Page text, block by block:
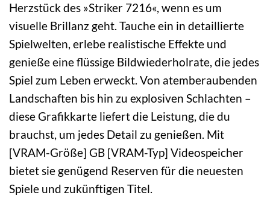
Herzstück des »Striker 7216«, wenn es um
visuelle Brillanz geht. Tauche ein in detaillierte
Spielwelten, erlebe realistische Effekte und
genieße eine flüssige Bildwiederholrate, die jedes
Spiel zum Leben erweckt. Von atemberaubenden
Landschaften bis hin zu explosiven Schlachten –
diese Grafikkarte liefert die Leistung, die du
brauchst, um jedes Detail zu genießen. Mit
[VRAM-Größe] GB [VRAM-Typ] Videospeicher
bietet sie genügend Reserven für die neuesten
Spiele und zukünftigen Titel.